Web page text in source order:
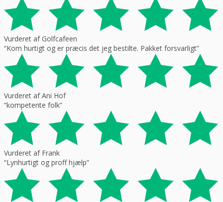
Vurderet af Golfcafeen
“Kom hurtigt og er præcis det jeg bestilte. Pakket forsvarligt”
Vurderet af Ani Hof
“kompetente folk”
Vurderet af Frank
“Lynhurtigt og proff hjælp”